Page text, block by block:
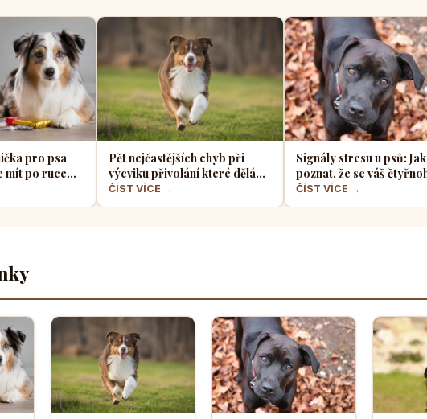
pro psa
mít po ruce
Pět nejčastějších chyb při
výcviku přivolání které dělá
většina pejskařů
ČÍST VÍCE →
Signály stresu u psů: Jak
poznat, že se váš
přítel necítí komfortně
ČÍST VÍCE →